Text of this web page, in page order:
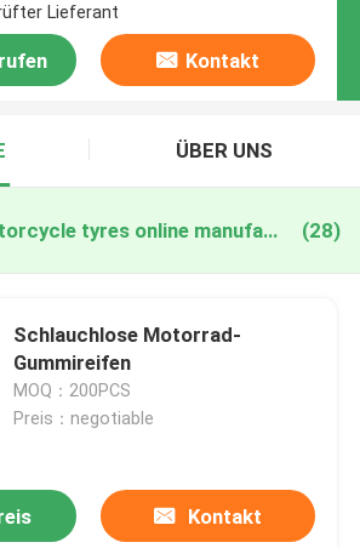
Lieferant
Kontakt
ÜBER UNS
tubeless motorcycle tyres online manufacture (28)
Schlauchlose Motorrad-
Gummireifen
MOQ：200PCS
Preis：negotiable
Kontakt